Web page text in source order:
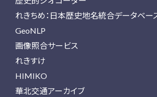
れきちめ：日本歴史地名統合データベー
GeoNLP
画像照合サービス
れきすけ
HIMIKO
華北交通アーカイブ